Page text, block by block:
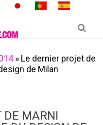
» Le dernier projet de
de Milan
DE MARNI